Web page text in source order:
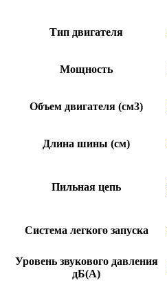
Тип двигателя
Мощность
Объем двигателя (см3)
Длина шины (см)
Пильная цепь
Система легкого запуска
Уровень звукового давления
дБ(А)